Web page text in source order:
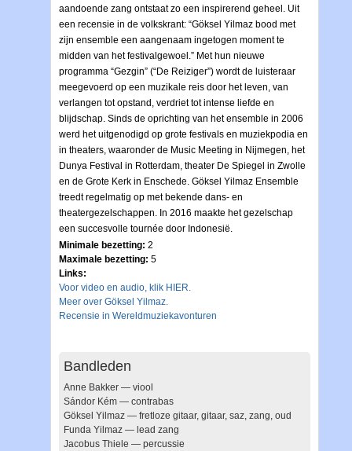
aandoende zang ontstaat zo een inspirerend geheel. Uit
een recensie in de volkskrant: “Göksel Yilmaz bood met
zijn ensemble een aangenaam ingetogen moment te
midden van het festivalgewoel.” Met hun nieuwe
programma “Gezgin” (“De Reiziger”) wordt de luisteraar
meegevoerd op een muzikale reis door het leven, van
verlangen tot opstand, verdriet tot intense liefde en
blijdschap. Sinds de oprichting van het ensemble in 2006
werd het uitgenodigd op grote festivals en muziekpodia en
in theaters, waaronder de Music Meeting in Nijmegen, het
Dunya Festival in Rotterdam, theater De Spiegel in Zwolle
en de Grote Kerk in Enschede. Göksel Yilmaz Ensemble
treedt regelmatig op met bekende dans- en
theatergezelschappen. In 2016 maakte het gezelschap
een succesvolle tournée door Indonesië.
Minimale bezetting: 2
Maximale bezetting: 5
Links:
Voor video en audio, klik HIER.
Meer over Göksel Yilmaz.
Recensie in Wereldmuziekavonturen
Bandleden
Anne Bakker — viool
Sándor Kém — contrabas
Göksel Yilmaz — fretloze gitaar, gitaar, saz, zang, oud
Funda Yilmaz — lead zang
Jacobus Thiele — percussie